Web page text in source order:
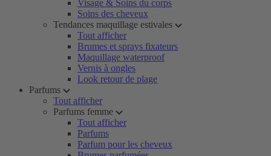
Visage & Soins du corps
Soins des cheveux
Tendances maquillage estivales
Tout afficher
Brumes et sprays fixateurs
Maquillage waterproof
Vernis à ongles
Look retour de plage
Parfums
Tout afficher
Parfums femme
Tout afficher
Parfums
Parfum pour les cheveux